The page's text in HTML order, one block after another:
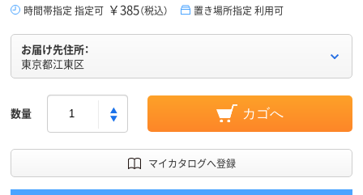
時間帯指定 指定可 ￥385（税込） 置き場所指定 利用可
お届け先住所：
東京都江東区
数量 カゴへ
マイカタログへ登録